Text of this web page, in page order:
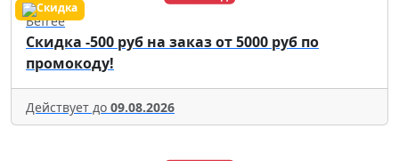
Befree
Скидка -500 руб на заказ от 5000 руб по
промокоду!
Действует до 09.08.2026